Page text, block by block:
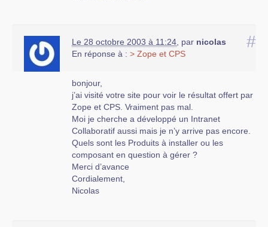
#
Le 28 octobre 2003 à 11:24 par nicolas
En réponse à : > Zope et CPS
bonjour,
j’ai visité votre site pour voir le résultat offert par
Zope et CPS. Vraiment pas mal.
Moi je cherche a développé un Intranet
Collaboratif aussi mais je n’y arrive pas encore.
Quels sont les Produits à installer ou les
composant en question à gérer ?
Merci d’avance
Cordialement,
Nicolas